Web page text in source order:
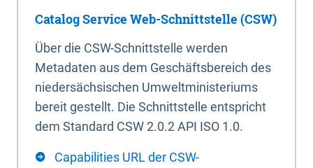
Catalog Service Web-Schnittstelle (CSW)
Über die CSW-Schnittstelle werden
Metadaten aus dem Geschäftsbereich des
niedersächsischen Umweltministeriums
bereit gestellt. Die Schnittstelle entspricht
dem Standard CSW 2.0.2 API ISO 1.0.
Capabilities URL der CSW-